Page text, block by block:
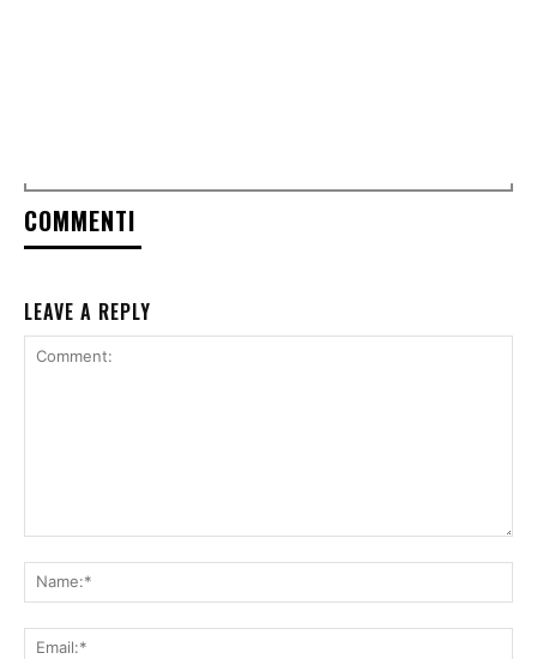
COMMENTI
LEAVE A REPLY